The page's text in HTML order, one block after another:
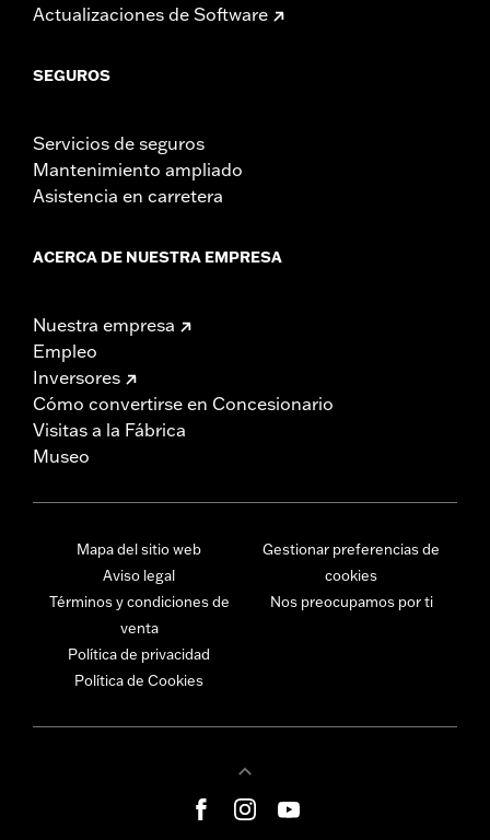
Actualizaciones de Software
SEGUROS
Servicios de seguros
Mantenimiento ampliado
Asistencia en carretera
ACERCA DE NUESTRA EMPRESA
Nuestra empresa
Empleo
Inversores
Cómo convertirse en Concesionario
Visitas a la Fábrica
Museo
Mapa del sitio web
Aviso legal
Términos y condiciones de
venta
Política de privacidad
Política de Cookies
Gestionar preferencias de
cookies
Nos preocupamos por ti